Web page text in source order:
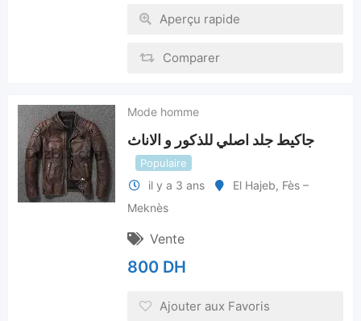
Aperçu rapide
Comparer
Mode homme
جاكيط جلد اصلي للذكور و الاناث
Populaire
il y a 3 ans El Hajeb, Fès –
Meknès
Vente
800 DH
Ajouter aux Favoris